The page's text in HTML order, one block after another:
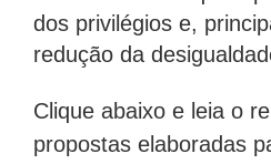
dos privilégios e,
redução da
Clique abaixo e leia o
propostas elaboradas